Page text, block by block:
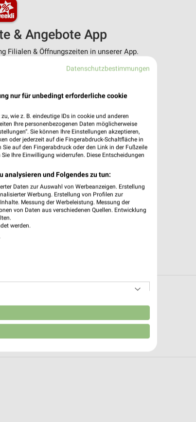
& Angebote App
Filialen & Öffnungszeiten in unserer App.
bei neuen Prospekten
stressfrei planen
laden oder QR-Code scannen.
Datenschutzbestimmungen
nur für unbedingt erforderliche cookie
wie z. B. eindeutige IDs in cookie und anderen
Ihre personenbezogenen Daten möglicherweise
Sie können Ihre Einstellungen akzeptieren,
oder jederzeit auf die Fingerabdruck-Schaltfläche in
auf den Fingerabdruck oder den Link in der Fußzeile
Ihre Einwilligung widerrufen. Diese Entscheidungen
analysieren und Folgendes zu tun:
Daten zur Auswahl von Werbeanzeigen. Erstellung
Werbung. Erstellung von Profilen zur
Messung der Werbeleistung. Messung der
von Daten aus verschiedenen Quellen. Entwicklung
werden.